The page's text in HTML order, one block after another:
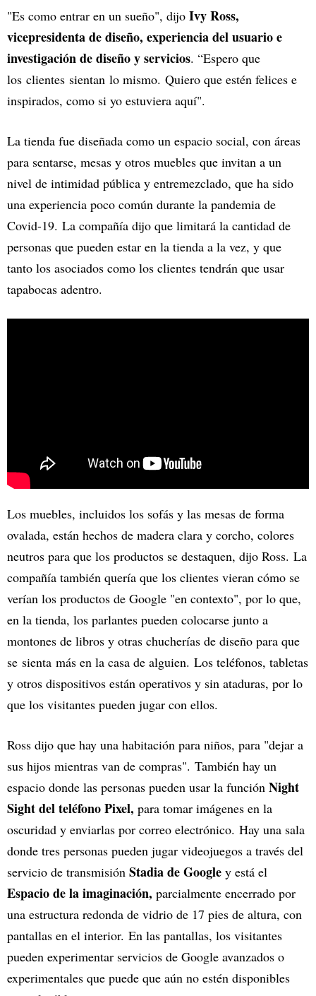
"Es como entrar en un sueño", dijo Ivy Ross,
vicepresidenta de diseño, experiencia del usuario e
investigación de diseño y servicios. “Espero que
los clientes sientan lo mismo. Quiero que estén felices e
inspirados, como si yo estuviera aquí".
La tienda fue diseñada como un espacio social, con áreas
para sentarse, mesas y otros muebles que invitan a un
nivel de intimidad pública y entremezclado, que ha sido
una experiencia poco común durante la pandemia de
Covid-19. La compañía dijo que limitará la cantidad de
personas que pueden estar en la tienda a la vez, y que
tanto los asociados como los clientes tendrán que usar
tapabocas adentro.
Los muebles, incluidos los sofás y las mesas de forma
ovalada, están hechos de madera clara y corcho, colores
neutros para que los productos se destaquen, dijo Ross. La
compañía también quería que los clientes vieran cómo se
verían los productos de Google "en contexto", por lo que,
en la tienda, los parlantes pueden colocarse junto a
montones de libros y otras chucherías de diseño para que
se sienta más en la casa de alguien. Los teléfonos, tabletas
y otros dispositivos están operativos y sin ataduras, por lo
que los visitantes pueden jugar con ellos.
Ross dijo que hay una habitación para niños, para "dejar a
sus hijos mientras van de compras". También hay un
espacio donde las personas pueden usar la función Night
Sight del teléfono Pixel, para tomar imágenes en la
oscuridad y enviarlas por correo electrónico. Hay una sala
donde tres personas pueden jugar videojuegos a través del
servicio de transmisión Stadia de Google y está el
Espacio de la imaginación, parcialmente encerrado por
una estructura redonda de vidrio de 17 pies de altura, con
pantallas en el interior. En las pantallas, los visitantes
pueden experimentar servicios de Google avanzados o
experimentales que puede que aún no estén disponibles